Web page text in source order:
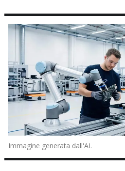
Immagine generata dall'AI.